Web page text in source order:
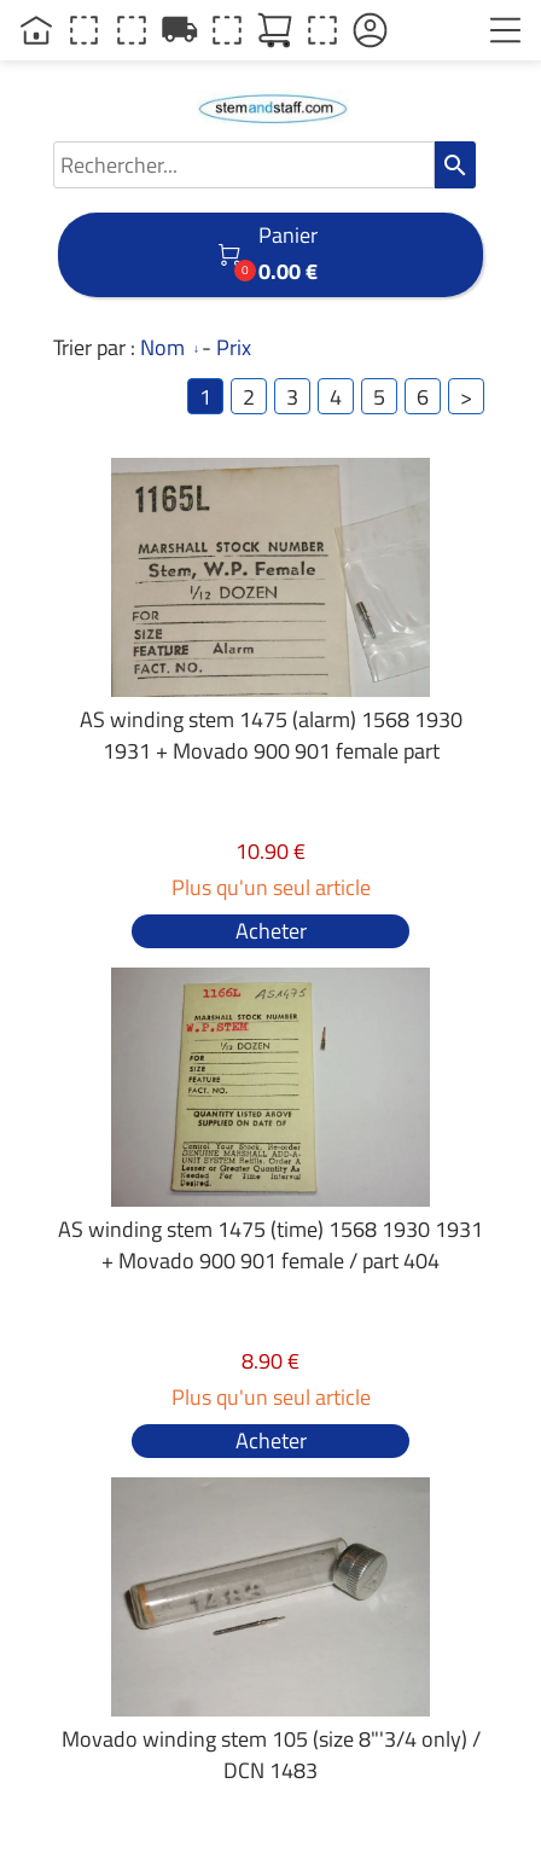
search

0
Panier
0.00 €
Trier par : Nom - Prix
1
2 3 4 5 6 >
AS winding stem 1475 (alarm) 1568 1930
1931 + Movado 900 901 female part
10.90 €
Plus qu'un seul article
Acheter
AS winding stem 1475 (time) 1568 1930 1931
+ Movado 900 901 female / part 404
8.90 €
Plus qu'un seul article
Acheter
Movado winding stem 105 (size 8"'3/4 only) /
DCN 1483
local_shipping